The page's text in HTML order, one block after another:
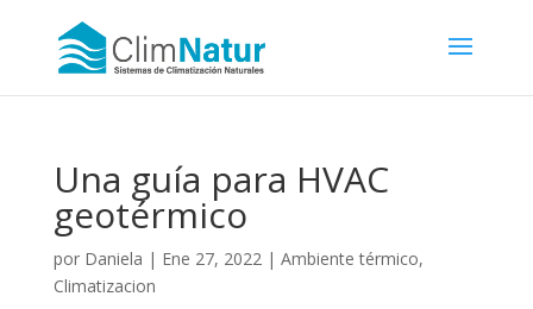
Una guía para HVAC
geotérmico
por Daniela | Ene 27, 2022| Ambiente térmico,
Climatizacion